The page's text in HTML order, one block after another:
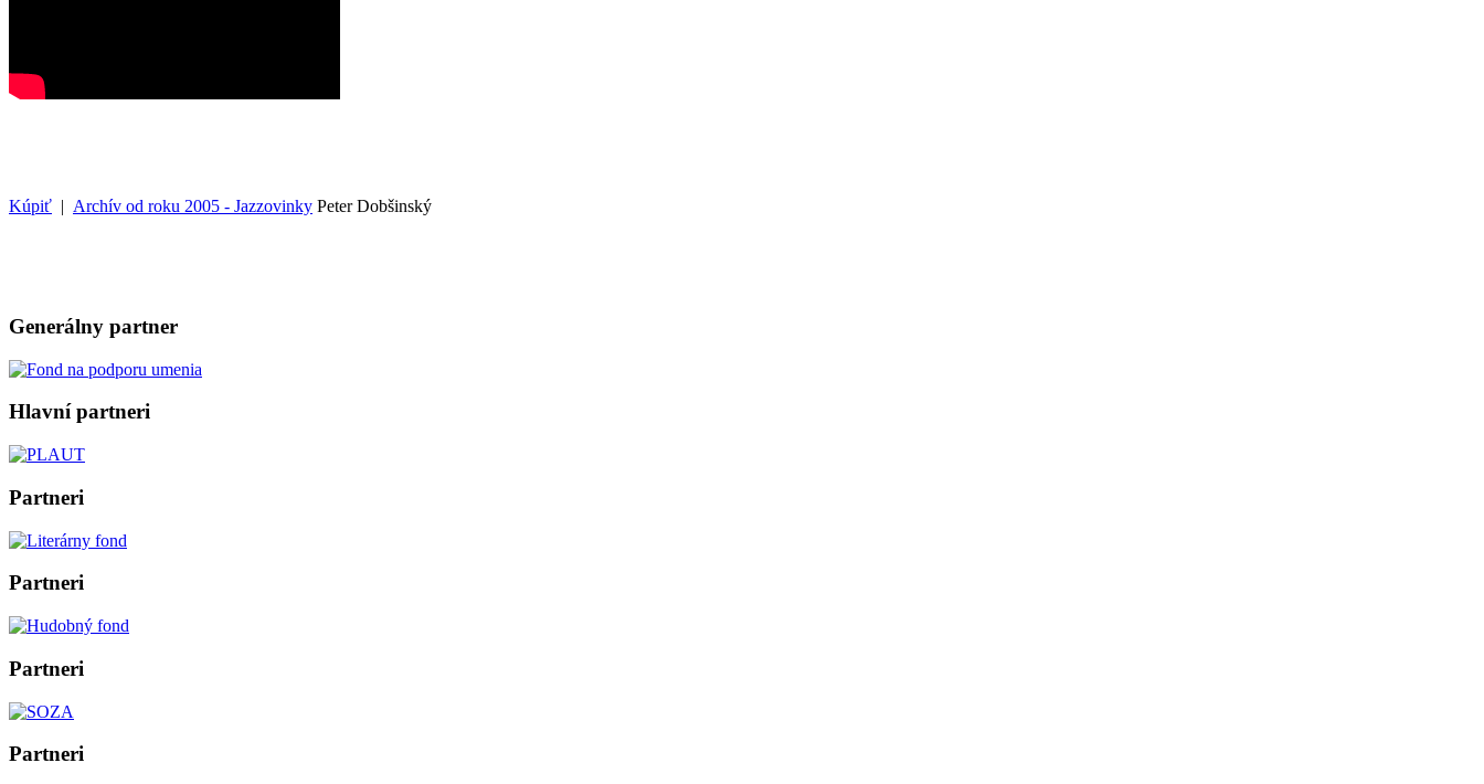
Kúpiť | Archív od roku 2005 - Jazzovinky Peter Dobšinský
Generálny partner
Hlavní partneri
Partneri
Partneri
Partneri
Partneri